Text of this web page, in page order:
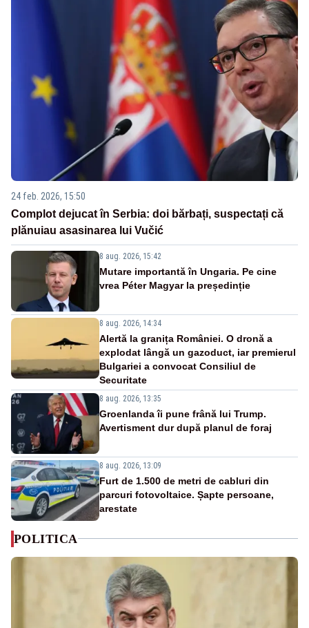
24 feb. 2026, 15:50
Complot dejucat în Serbia: doi bărbați, suspectați că
plănuiau asasinarea lui Vučić
8 aug. 2026, 15:42
Mutare importantă în Ungaria. Pe cine
vrea Péter Magyar la președinție
8 aug. 2026, 14:34
Alertă la granița României. O dronă a
explodat lângă un gazoduct, iar premierul
Bulgariei a convocat Consiliul de
Securitate
8 aug. 2026, 13:35
Groenlanda îi pune frână lui Trump.
Avertisment dur după planul de foraj
8 aug. 2026, 13:09
Furt de 1.500 de metri de cabluri din
parcuri fotovoltaice. Șapte persoane,
arestate
POLITICA